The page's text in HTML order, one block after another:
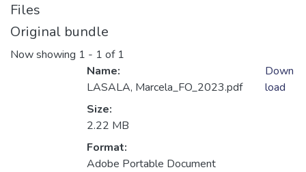
Files
Original bundle
Now showing 1 - 1 of 1
Name:
LASALA, Marcela_FO_2023.pdf
Size:
2.22 MB
Format:
Adobe Portable Document
Down
load